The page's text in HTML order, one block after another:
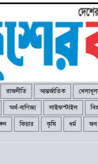
কাঁধখোলা গাউনে
নুসরাত ফারিয়া
অ্যাটাকের উচ্চ
জ্বালানি সংকট
চেষ্টা চালিয়ে যাচ্ছে
রাজনীতি আন্তর্জাতিক
অর্থ-বাণিজ্য লাইফস্টাইল
ফিচার কৃষি ধর্ম জব